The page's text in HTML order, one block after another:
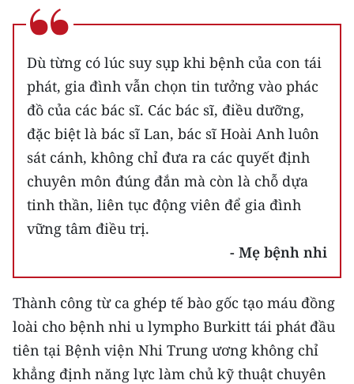
Dù từng có lúc suy sụp khi bệnh của con tái
phát, gia đình vẫn chọn tin tưởng vào phác
đồ của các bác sĩ. Các bác sĩ, điều dưỡng,
đặc biệt là bác sĩ Lan, bác sĩ Hoài Anh luôn
sát cánh, không chỉ đưa ra các quyết định
chuyên môn đúng đắn mà còn là chỗ dựa
tinh thần, liên tục động viên để gia đình
vững tâm điều trị.
- Mẹ bệnh nhi
Thành công từ ca ghép tế bào gốc tạo máu đồng
loài cho bệnh nhi u lympho Burkitt tái phát đầu
tiên tại Bệnh viện Nhi Trung ương không chỉ
khẳng định năng lực làm chủ kỹ thuật chuyên